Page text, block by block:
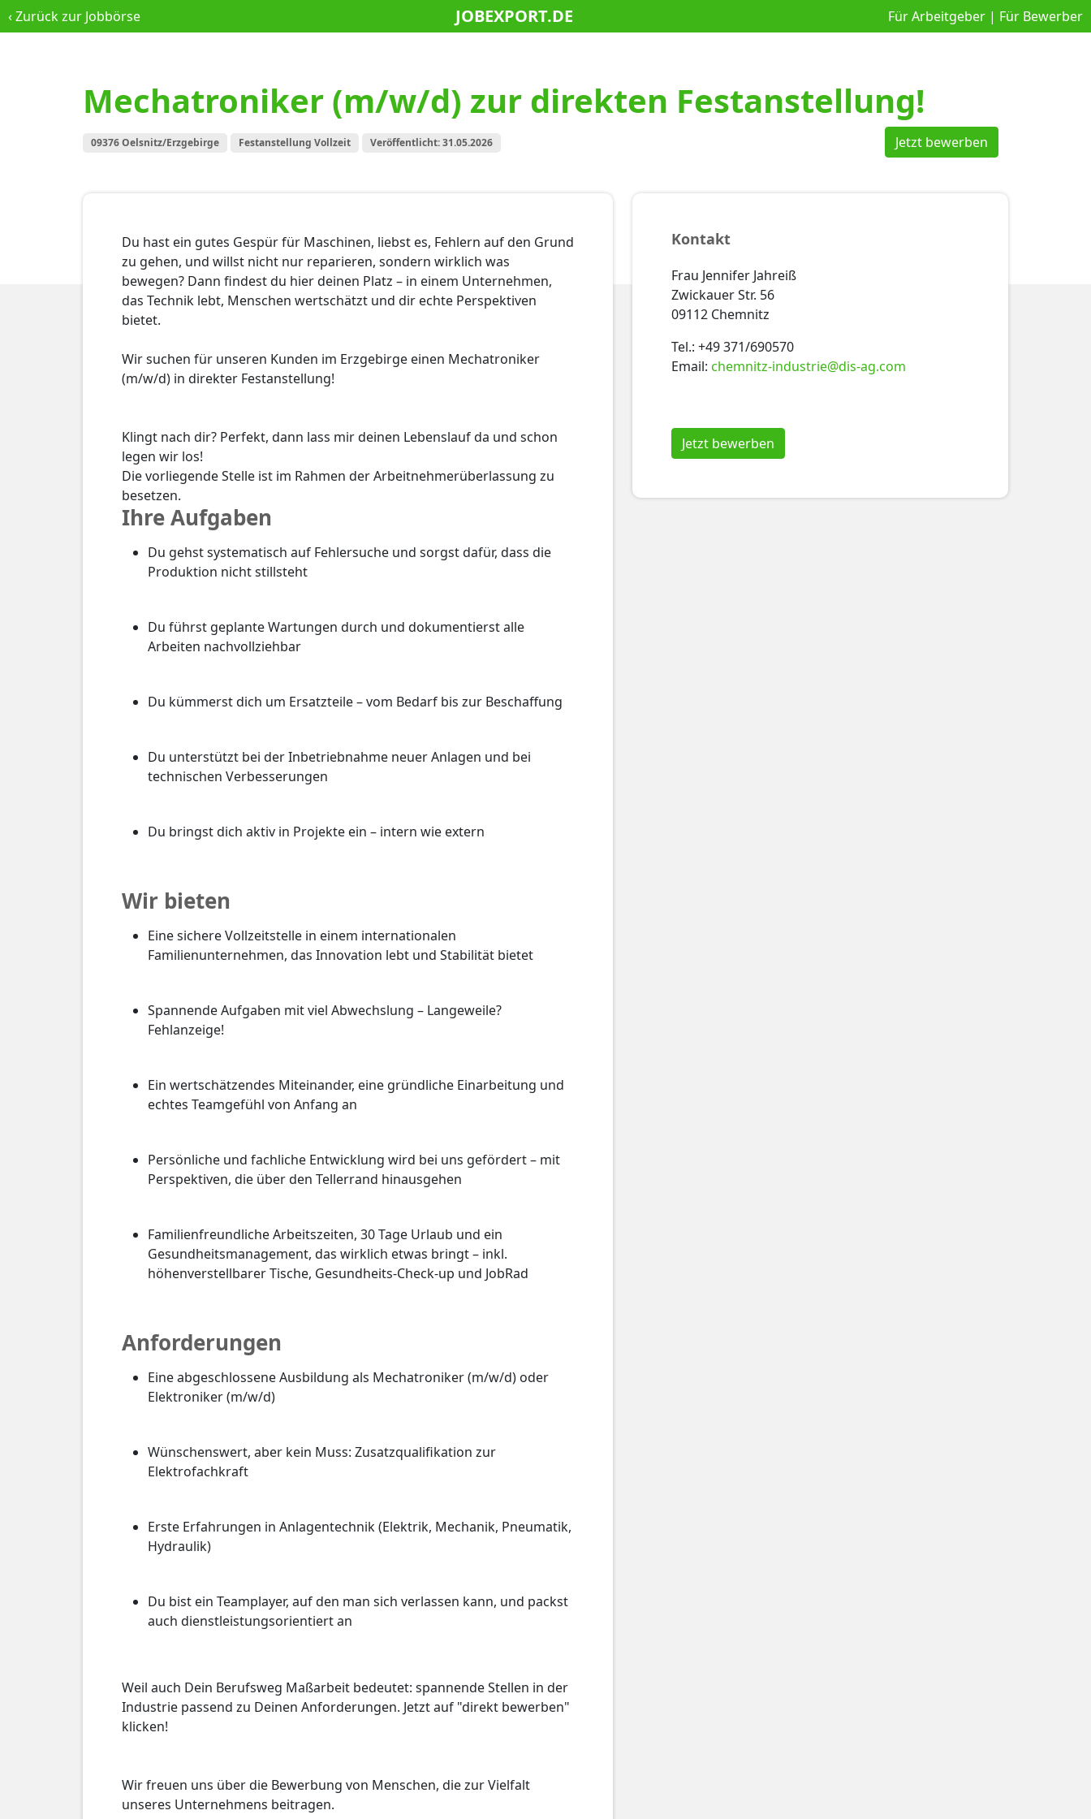
‹Zurück zur Jobbörse JOBEXPORT.DE Für Arbeitgeber | Für Bewerber
Mechatroniker (m/w/d) zur direkten Festanstellung!
09376 Oelsnitz/Erzgebirge Festanstellung Vollzeit Veröffentlicht: 31.05.2026 Jetzt bewerben
Du hast ein gutes Gespür für Maschinen, liebst es, Fehlern auf den Grund
zu gehen, und willst nicht nur reparieren, sondern wirklich was
bewegen? Dann findest du hier deinen Platz – in einem Unternehmen,
das Technik lebt, Menschen wertschätzt und dir echte Perspektiven
bietet.
Wir suchen für unseren Kunden im Erzgebirge einen Mechatroniker
(m/w/d) in direkter Festanstellung!
Klingt nach dir? Perfekt, dann lass mir deinen Lebenslauf da und schon
legen wir los!
Die vorliegende Stelle ist im Rahmen der Arbeitnehmerüberlassung zu
besetzen.
Ihre Aufgaben
Du gehst systematisch auf Fehlersuche und sorgst dafür, dass die
Produktion nicht stillsteht
Du führst geplante Wartungen durch und dokumentierst alle
Arbeiten nachvollziehbar
Du kümmerst dich um Ersatzteile – vom Bedarf bis zur Beschaffung
Du unterstützt bei der Inbetriebnahme neuer Anlagen und bei
technischen Verbesserungen
Du bringst dich aktiv in Projekte ein – intern wie extern
Wir bieten
Eine sichere Vollzeitstelle in einem internationalen
Familienunternehmen, das Innovation lebt und Stabilität bietet
Spannende Aufgaben mit viel Abwechslung – Langeweile?
Fehlanzeige!
Ein wertschätzendes Miteinander, eine gründliche Einarbeitung und
echtes Teamgefühl von Anfang an
Persönliche und fachliche Entwicklung wird bei uns gefördert – mit
Perspektiven, die über den Tellerrand hinausgehen
Familienfreundliche Arbeitszeiten, 30 Tage Urlaub und ein
Gesundheitsmanagement, das wirklich etwas bringt – inkl.
höhenverstellbarer Tische, Gesundheits-Check-up und JobRad
Anforderungen
Eine abgeschlossene Ausbildung als Mechatroniker (m/w/d) oder
Elektroniker (m/w/d)
Wünschenswert, aber kein Muss: Zusatzqualifikation zur
Elektrofachkraft
Erste Erfahrungen in Anlagentechnik (Elektrik, Mechanik, Pneumatik,
Hydraulik)
Du bist ein Teamplayer, auf den man sich verlassen kann, und packst
auch dienstleistungsorientiert an
Weil auch Dein Berufsweg Maßarbeit bedeutet: spannende Stellen in der
Industrie passend zu Deinen Anforderungen. Jetzt auf "direkt bewerben"
klicken!
Wir freuen uns über die Bewerbung von Menschen, die zur Vielfalt
unseres Unternehmens beitragen.
Kontakt
Frau Jennifer Jahreiß
Zwickauer Str. 56
09112 Chemnitz
Tel.: +49 371/690570
Email: chemnitz-industrie@dis-ag.com
Jetzt bewerben